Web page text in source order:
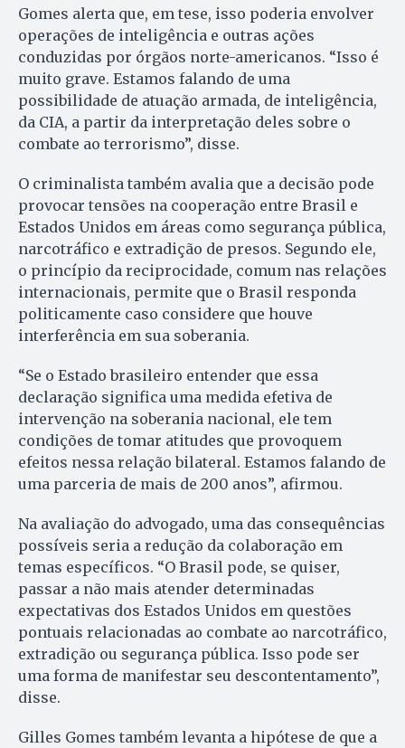
Gomes alerta que, em tese, isso poderia envolver
operações de inteligência e outras ações
conduzidas por órgãos norte-americanos. “Isso é
muito grave. Estamos falando de uma
possibilidade de atuação armada, de inteligência,
da CIA, a partir da interpretação deles sobre o
combate ao terrorismo”, disse.
O criminalista também avalia que a decisão pode
provocar tensões na cooperação entre Brasil e
Estados Unidos em áreas como segurança pública,
narcotráfico e extradição de presos. Segundo ele,
o princípio da reciprocidade, comum nas relações
internacionais, permite que o Brasil responda
politicamente caso considere que houve
interferência em sua soberania.
“Se o Estado brasileiro entender que essa
declaração significa uma medida efetiva de
intervenção na soberania nacional, ele tem
condições de tomar atitudes que provoquem
efeitos nessa relação bilateral. Estamos falando de
uma parceria de mais de 200 anos”, afirmou.
Na avaliação do advogado, uma das consequências
possíveis seria a redução da colaboração em
temas específicos. “O Brasil pode, se quiser,
passar a não mais atender determinadas
expectativas dos Estados Unidos em questões
pontuais relacionadas ao combate ao narcotráfico,
extradição ou segurança pública. Isso pode ser
uma forma de manifestar seu descontentamento”,
disse.
Gilles Gomes também levanta a hipótese de que a